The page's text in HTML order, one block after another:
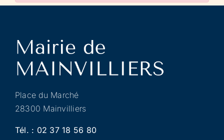
Place du Marché
28300 Mainvilliers
Tél. : 02 37 18 56 80